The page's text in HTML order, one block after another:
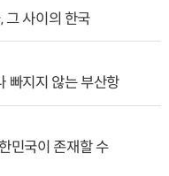
그 사이의 한국
빠지지 않는 부산항
민국이 존재할 수